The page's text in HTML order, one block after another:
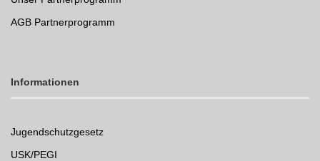
AGB Partnerprogramm
Informationen
Jugendschutzgesetz
USK/PEGI